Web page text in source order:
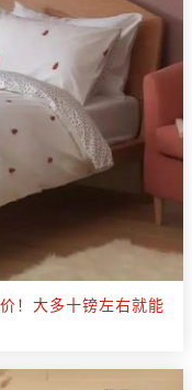
！大多十镑左右就能